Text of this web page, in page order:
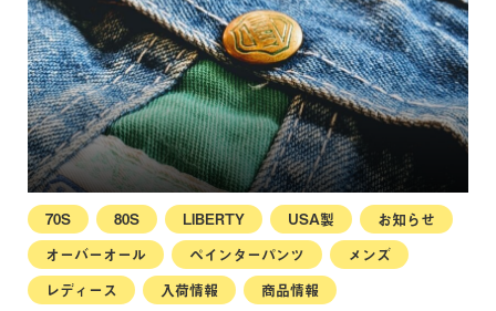
70S 80S LIBERTY USA製
お知らせ
オーバーオール
ペインターパンツ
メンズ
レディース
入荷情報 商品情報